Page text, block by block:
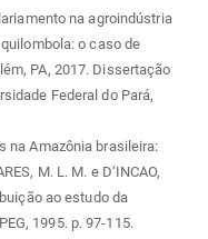
na agroindústria
o caso de
PA, 2017. Dissertação
Federal do Pará,
na Amazônia brasileira:
M. L. M. e D‘INCAO,
ao estudo da
1995. p. 97-115.